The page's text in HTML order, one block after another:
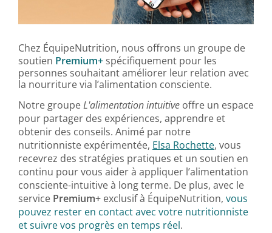
Chez ÉquipeNutrition, nous offrons un groupe de
soutien Premium+ spécifiquement pour les
personnes souhaitant améliorer leur relation avec
la nourriture via l’alimentation consciente.
Notre groupeL'alimentation intuitive offre un espace
pour partager des expériences, apprendre et
obtenir des conseils. Animé par notre
nutritionniste expérimentée, Elsa Rochette, vous
recevrez des stratégies pratiques et un soutien en
continu pour vous aider à appliquer l’alimentation
consciente-intuitive à long terme. De plus, avec le
service Premium+ exclusif à ÉquipeNutrition, vous
pouvez rester en contact avec votre nutritionniste
et suivre vos progrès en temps réel.